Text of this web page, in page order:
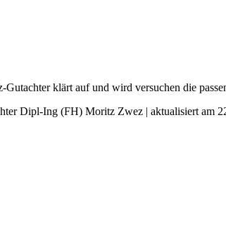
Gutachter klärt auf und wird versuchen die
Dipl-Ing (FH) Moritz Zwez | aktualisiert am